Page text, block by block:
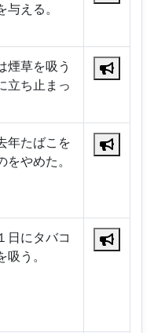
与える。
煙草を吸う
立ち止まっ
年たばこを
をやめた。
日にタバコ
吸う。